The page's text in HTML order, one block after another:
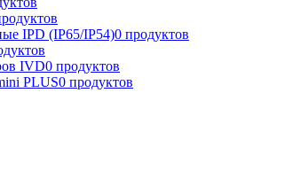
IPD (IP65/IP54)0 продуктов
IVD0 продуктов
PLUS0 продуктов